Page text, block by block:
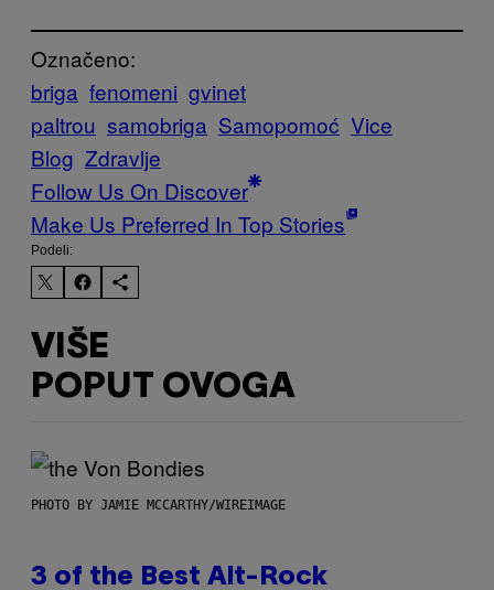
Označeno:
briga fenomeni gvinet
paltrou samobriga Samopomoć Vice
Blog Zdravlje
Follow Us On Discover
Make Us Preferred In Top Stories
Podeli:
VIŠE
POPUT OVOGA
PHOTO BY JAMIE MCCARTHY/WIREIMAGE
3 of the Best Alt-Rock